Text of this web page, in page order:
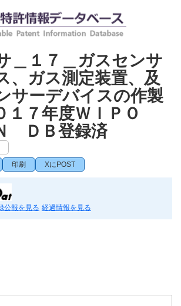
＿１７＿ガスセンサ
、ガス測定装置、及
サーデバイスの作製
１７年度ＷＩＰＯ
ＤＢ登録済
印刷 XにPOST
公報を見る 経過情報を見る